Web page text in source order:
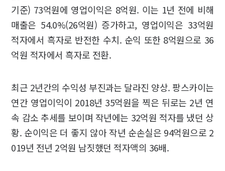
기준) 73억원에 영업이익은 8억원. 이는 1년 전에 비해
매출은 54.0%(26억원) 증가하고, 영업이익은 33억원
적자에서 흑자로 반전한 수치. 순익 또한 8억원으로 36
억원 적자에서 흑자로 전환.
최근 2년간의 수익성 부진과는 달라진 양상. 팡스카이는
연간 영업이익이 2018년 35억원을 찍은 뒤로는 2년 연
속 감소 추세를 보이며 작년에는 32억원 적자를 냈던 상
황. 순이익은 더 좋지 않아 작년 순손실은 94억원으로 2
019년 전년 2억원 남짓했던 적자액의 36배.